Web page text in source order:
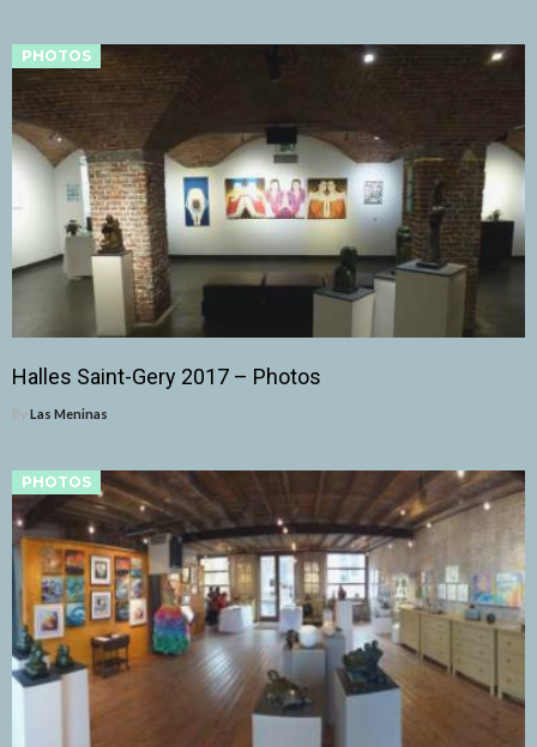
PHOTOS
Halles Saint-Gery 2017 – Photos
By Las Meninas
PHOTOS